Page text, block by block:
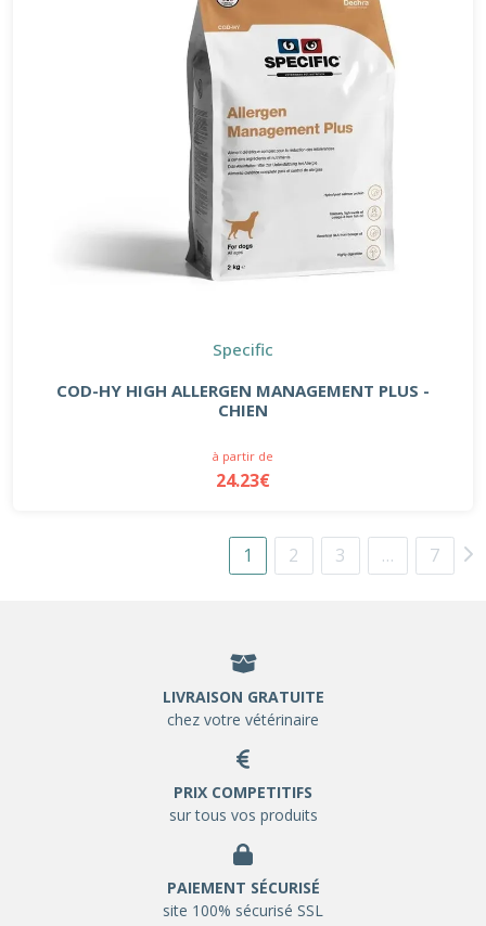
Specific
COD-HY HIGH ALLERGEN MANAGEMENT PLUS -
CHIEN
à partir de
24.23€
1 2 3 … 7
LIVRAISON GRATUITE
chez votre vétérinaire
PRIX COMPETITIFS
sur tous vos produits
PAIEMENT SÉCURISÉ
site 100% sécurisé SSL